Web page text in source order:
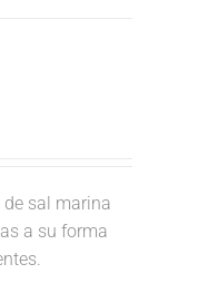
de sal marina
a su forma